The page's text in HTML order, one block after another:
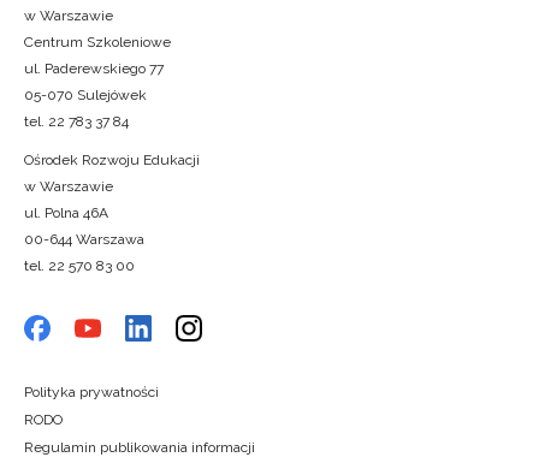
w Warszawie
Centrum Szkoleniowe
ul. Paderewskiego 77
05-070 Sulejówek
tel. 22 783 37 84
Ośrodek Rozwoju Edukacji
w Warszawie
ul. Polna 46A
00-644 Warszawa
tel. 22 570 83 00
Polityka prywatności
RODO
Regulamin publikowania informacji